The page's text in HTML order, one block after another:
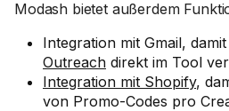
Modash bietet außerdem
Integration mit Gmail,
Outreach direkt im Tool
Integration mit Shopify,
von Promo-Codes pro